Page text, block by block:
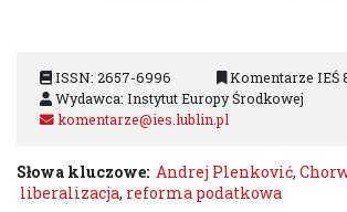
ISSN: 2657-6996 Komentarze IEŚ
Wydawca: Instytut Europy Środkowej
komentarze@ies.lublin.pl
Słowa kluczowe: Andrej Plenković,
liberalizacja, reforma podatkowa